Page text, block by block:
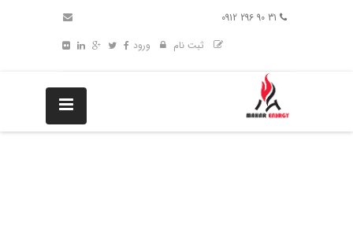
ثبت نام
ورود